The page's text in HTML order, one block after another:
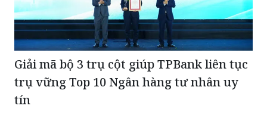
Giải mã bộ 3 trụ cột giúp TPBank liên tục
trụ vững Top 10 Ngân hàng tư nhân uy
tín